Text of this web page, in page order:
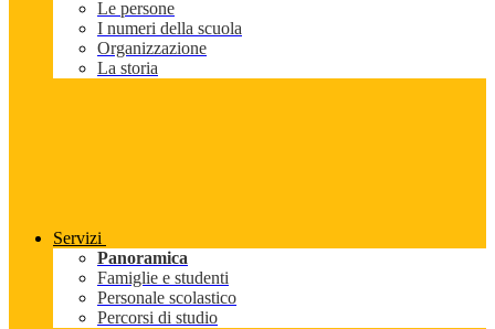
Le persone
I numeri della scuola
Organizzazione
La storia
Servizi
Panoramica
Famiglie e studenti
Personale scolastico
Percorsi di studio